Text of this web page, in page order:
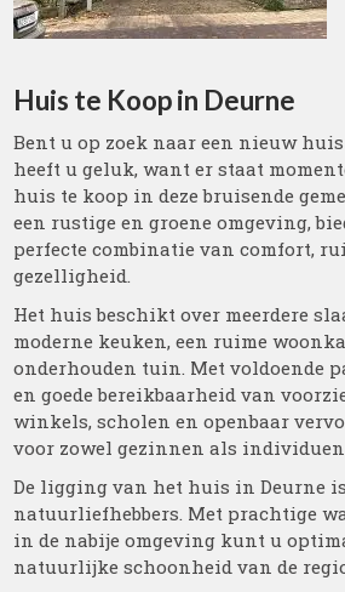
Huis te Koop in Deurne
Bent u op zoek naar een nieuw
heeft u geluk, want er staat
huis te koop in deze bruisende
een rustige en groene omgeving,
perfecte combinatie van comfort,
gezelligheid.
Het huis beschikt over meerdere
moderne keuken, een ruime
onderhouden tuin. Met voldoende
en goede bereikbaarheid van
winkels, scholen en openbaar
voor zowel gezinnen als
De ligging van het huis in Deurne
natuurliefhebbers. Met prachtige
in de nabije omgeving kunt u
natuurlijke schoonheid van de